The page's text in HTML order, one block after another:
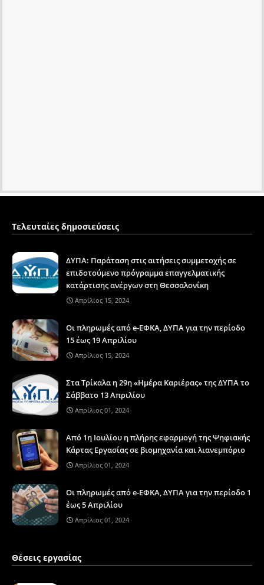
Τελευταίες δημοσιεύσεις
ΔΥΠΑ: Παράταση στις αιτήσεις συμμετοχής σε
επιδοτούμενο πρόγραμμα επαγγελματικής
κατάρτισης ανέργων στη Θεσσαλονίκη
Απρίλιος 15, 2024
Οι πληρωμές από e-ΕΦΚΑ, ΔΥΠΑ για την περίοδο
15 έως 19 Απριλίου
Απρίλιος 15, 2024
Στα Τρίκαλα η 29η «Ημέρα Καριέρας» της ΔΥΠΑ το
Σάββατο 13 Απριλίου
Απρίλιος 01, 2024
Από 1η Ιουλίου η πλήρης εφαρμογή της Ψηφιακής
Κάρτας Εργασίας σε βιομηχανία και λιανεμπόριο
Απρίλιος 01, 2024
Οι πληρωμές από e-ΕΦΚΑ, ΔΥΠΑ για την περίοδο 1
έως 5 Απριλίου
Απρίλιος 01, 2024
Θέσεις εργασίας